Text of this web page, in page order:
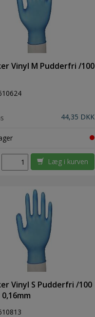
Vinyl M Pudderfri /100
44,35 DKK
Læg i kurven
Vinyl S Pudderfri /100